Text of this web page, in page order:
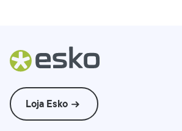
Loja Esko